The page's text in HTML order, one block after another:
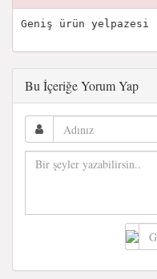
Geniş ürün yelpazesi
Bu İçeriğe Yorum Yap